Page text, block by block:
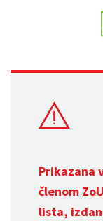
Prikazana
členom
lista,